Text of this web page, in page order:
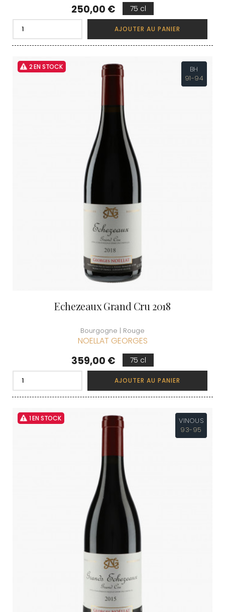
Prix
250,00 € 75 cl
AJOUTER AU PANIER
2 EN STOCK
BH
91-94
Echezeaux Grand Cru 2018
Bourgogne | Rouge
NOELLAT GEORGES
Prix
359,00 € 75 cl
AJOUTER AU PANIER
1 EN STOCK
VINOUS
93-95